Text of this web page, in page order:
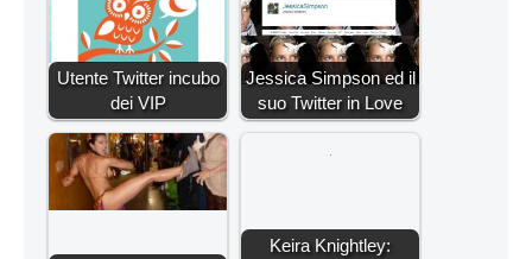
Utente Twitter incubo
dei VIP
Jessica Simpson ed il
suo Twitter in Love
Keira Knightley: